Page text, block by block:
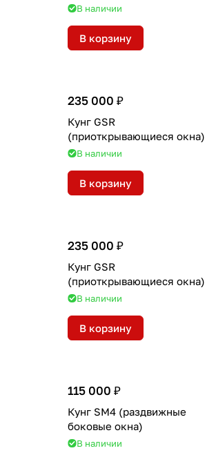
В наличии
В корзину
235 000 ₽
Кунг GSR
(приоткрывающиеся окна)
В наличии
В корзину
235 000 ₽
Кунг GSR
(приоткрывающиеся окна)
В наличии
В корзину
115 000 ₽
Кунг SM4 (раздвижные
боковые окна)
В наличии